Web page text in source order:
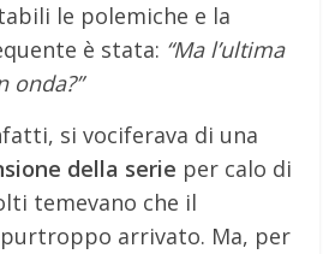
le polemiche e la
è stata: “Ma l’ultima
onda?”
si vociferava di una
della serie per calo di
temevano che il
arrivato. Ma, per